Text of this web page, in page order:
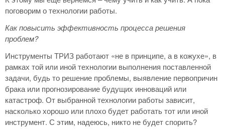
поговорим о технологии работы.
Как повысить эффективность процесса решения
проблем?
Инструменты ТРИЗ работают «не в принципе, а в кожухе», в
рамках той или иной технологии выполнения поставленной
задачи, будь то решение проблемы, выявление первопричин
брака или прогнозирование будущих инноваций или
катастроф. От выбранной технологии работы зависит,
насколько хорошо или плохо будет работать тот или иной
инструмент. С этим, надеюсь, никто не будет спорить?